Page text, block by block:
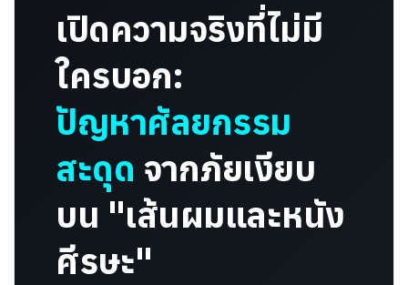
เปิดความจริงที่ไม่มี
ใครบอก:
ปัญหาศัลยกรรม
สะดุด จากภัยเงียบ
บน "เส้นผมและหนัง
ศีรษะ"